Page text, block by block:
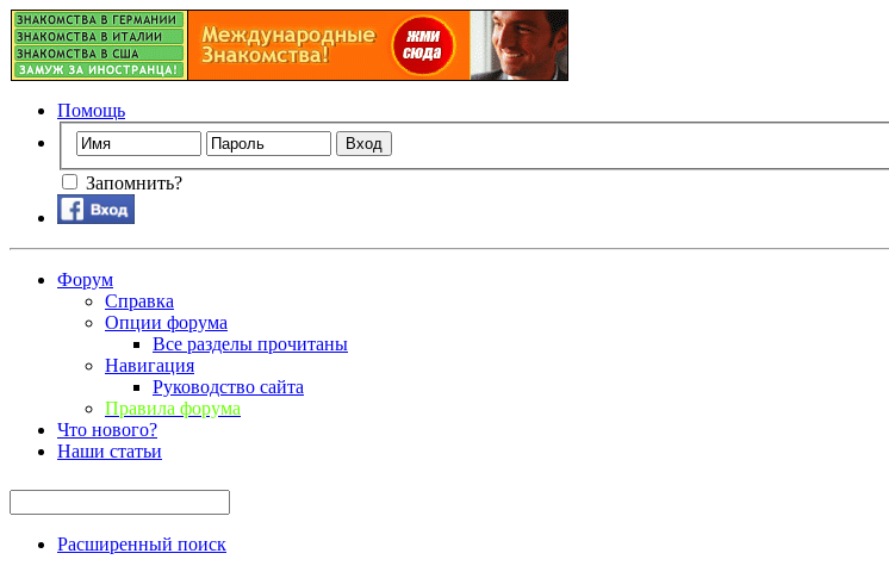
Помощь
Запомнить?
Форум
Справка
Опции форума
Все разделы прочитаны
Навигация
Руководство сайта
Правила форума
Что нового?
Наши статьи
Расширенный поиск